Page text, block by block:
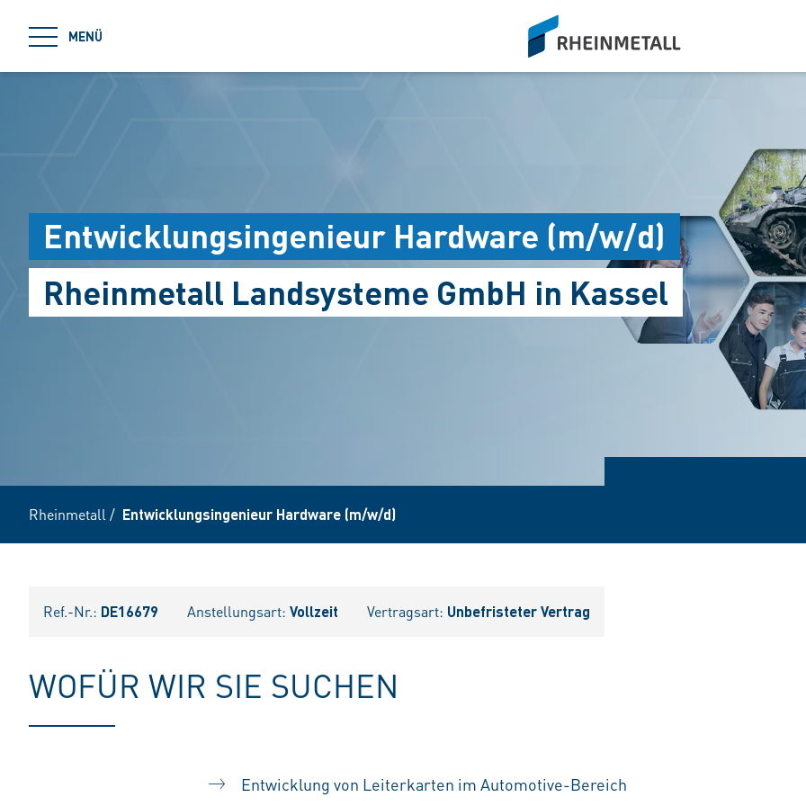
MENÜ
siteLogo
Entwicklungsingenieur Hardware (m/w/d)
Rheinmetall Landsysteme GmbH in Kassel
Rheinmetall / Entwicklungsingenieur Hardware (m/w/d)
Ref.-Nr.: DE16679 Anstellungsart: Vollzeit Vertragsart: Unbefristeter Vertrag
WOFÜR WIR SIE SUCHEN
Entwicklung von Leiterkarten im Automotive-Bereich